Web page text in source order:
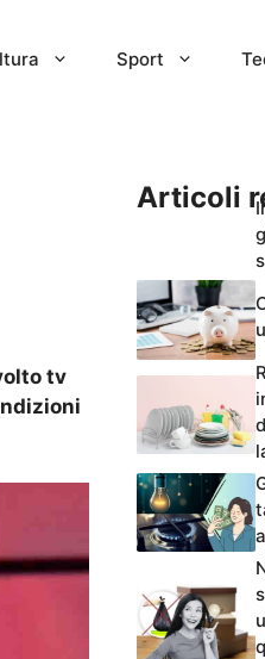
Sport
tv
Articoli